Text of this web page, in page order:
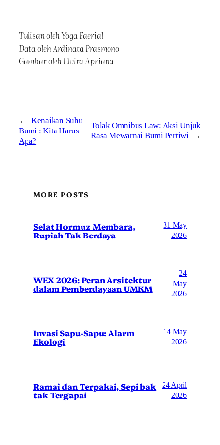
Tulisan oleh Yoga Faerial
Data oleh Ardinata Prasmono
Gambar oleh Elvira Apriana
←
Kenaikan Suhu
Bumi : Kita Harus
Apa?
Tolak Omnibus Law: Aksi Unjuk
Rasa Mewarnai Bumi Pertiwi
→
MORE POSTS
Selat Hormuz Membara,
Rupiah Tak Berdaya
31 May
2026
WEX 2026: Peran Arsitektur
dalam Pemberdayaan UMKM
24
May
2026
Invasi Sapu-Sapu: Alarm
Ekologi
14 May
2026
Ramai dan Terpakai, Sepi bak
tak Tergapai
24 April
2026